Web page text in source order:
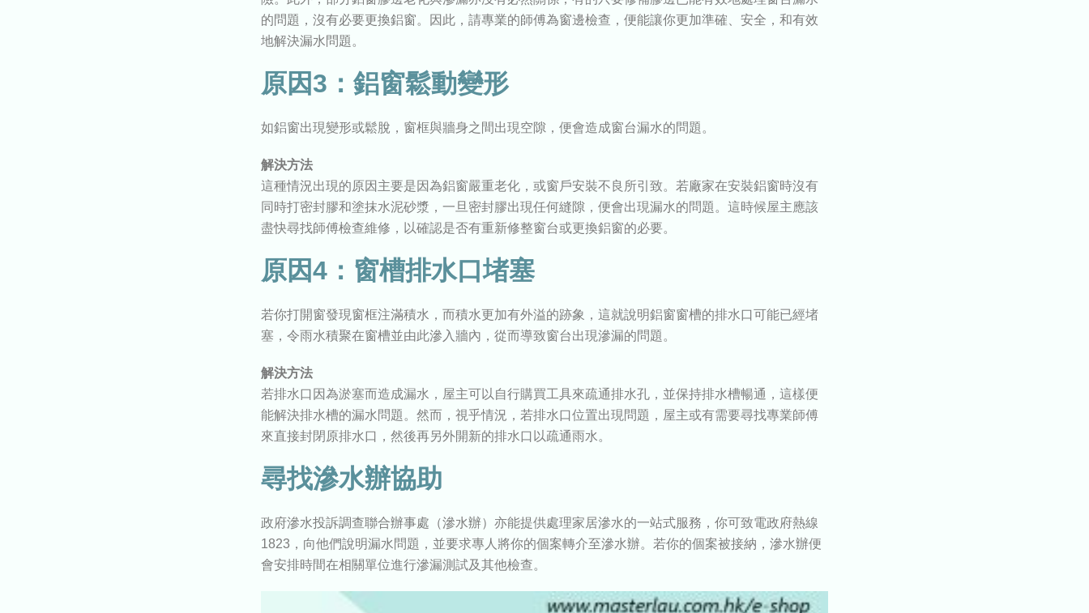
的問題，沒有必要更換鋁窗。因此，請專業的師傅為窗邊檢查，便能讓你更加準確、安全，和有效
地解決漏水問題。
原因3：鋁窗鬆動變形
如鋁窗出現變形或鬆脫，窗框與牆身之間出現空隙，便會造成窗台漏水的問題。
解決方法
這種情況出現的原因主要是因為鋁窗嚴重老化，或窗戶安裝不良所引致。若廠家在安裝鋁窗時沒有
同時打密封膠和塗抹水泥砂漿，一旦密封膠出現任何縫隙，便會出現漏水的問題。這時候屋主應該
盡快尋找師傅檢查維修，以確認是否有重新修整窗台或更換鋁窗的必要。
原因4：窗槽排水口堵塞
若你打開窗發現窗框注滿積水，而積水更加有外溢的跡象，這就說明鋁窗窗槽的排水口可能已經堵
塞，令雨水積聚在窗槽並由此滲入牆內，從而導致窗台出現滲漏的問題。
解決方法
若排水口因為淤塞而造成漏水，屋主可以自行購買工具來疏通排水孔，並保持排水槽暢通，這樣便
能解決排水槽的漏水問題。然而，視乎情況，若排水口位置出現問題，屋主或有需要尋找專業師傅
來直接封閉原排水口，然後再另外開新的排水口以疏通雨水。
尋找滲水辦協助
政府滲水投訴調查聯合辦事處（滲水辦）亦能提供處理家居滲水的一站式服務，你可致電政府熱線
1823，向他們說明漏水問題，並要求專人將你的個案轉介至滲水辦。若你的個案被接納，滲水辦便
會安排時間在相關單位進行滲漏測試及其他檢查。